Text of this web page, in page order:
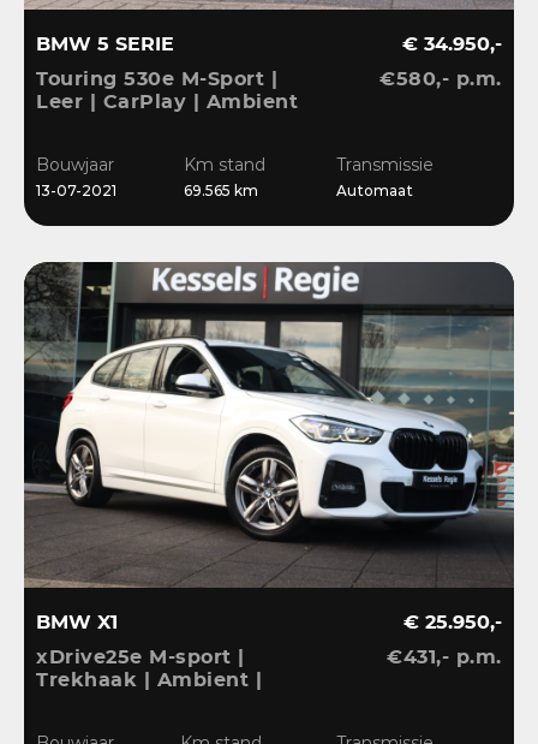
BMW 5 SERIE
Touring 530e M-Sport |
Leer | CarPlay | Ambient
€ 34.950,-
€580,- p.m.
Bouwjaar
13-07-2021
Km stand
69.565 km
Transmissie
Automaat
BMW X1
xDrive25e M-sport |
Trekhaak | Ambient |
€ 25.950,-
€431,- p.m.